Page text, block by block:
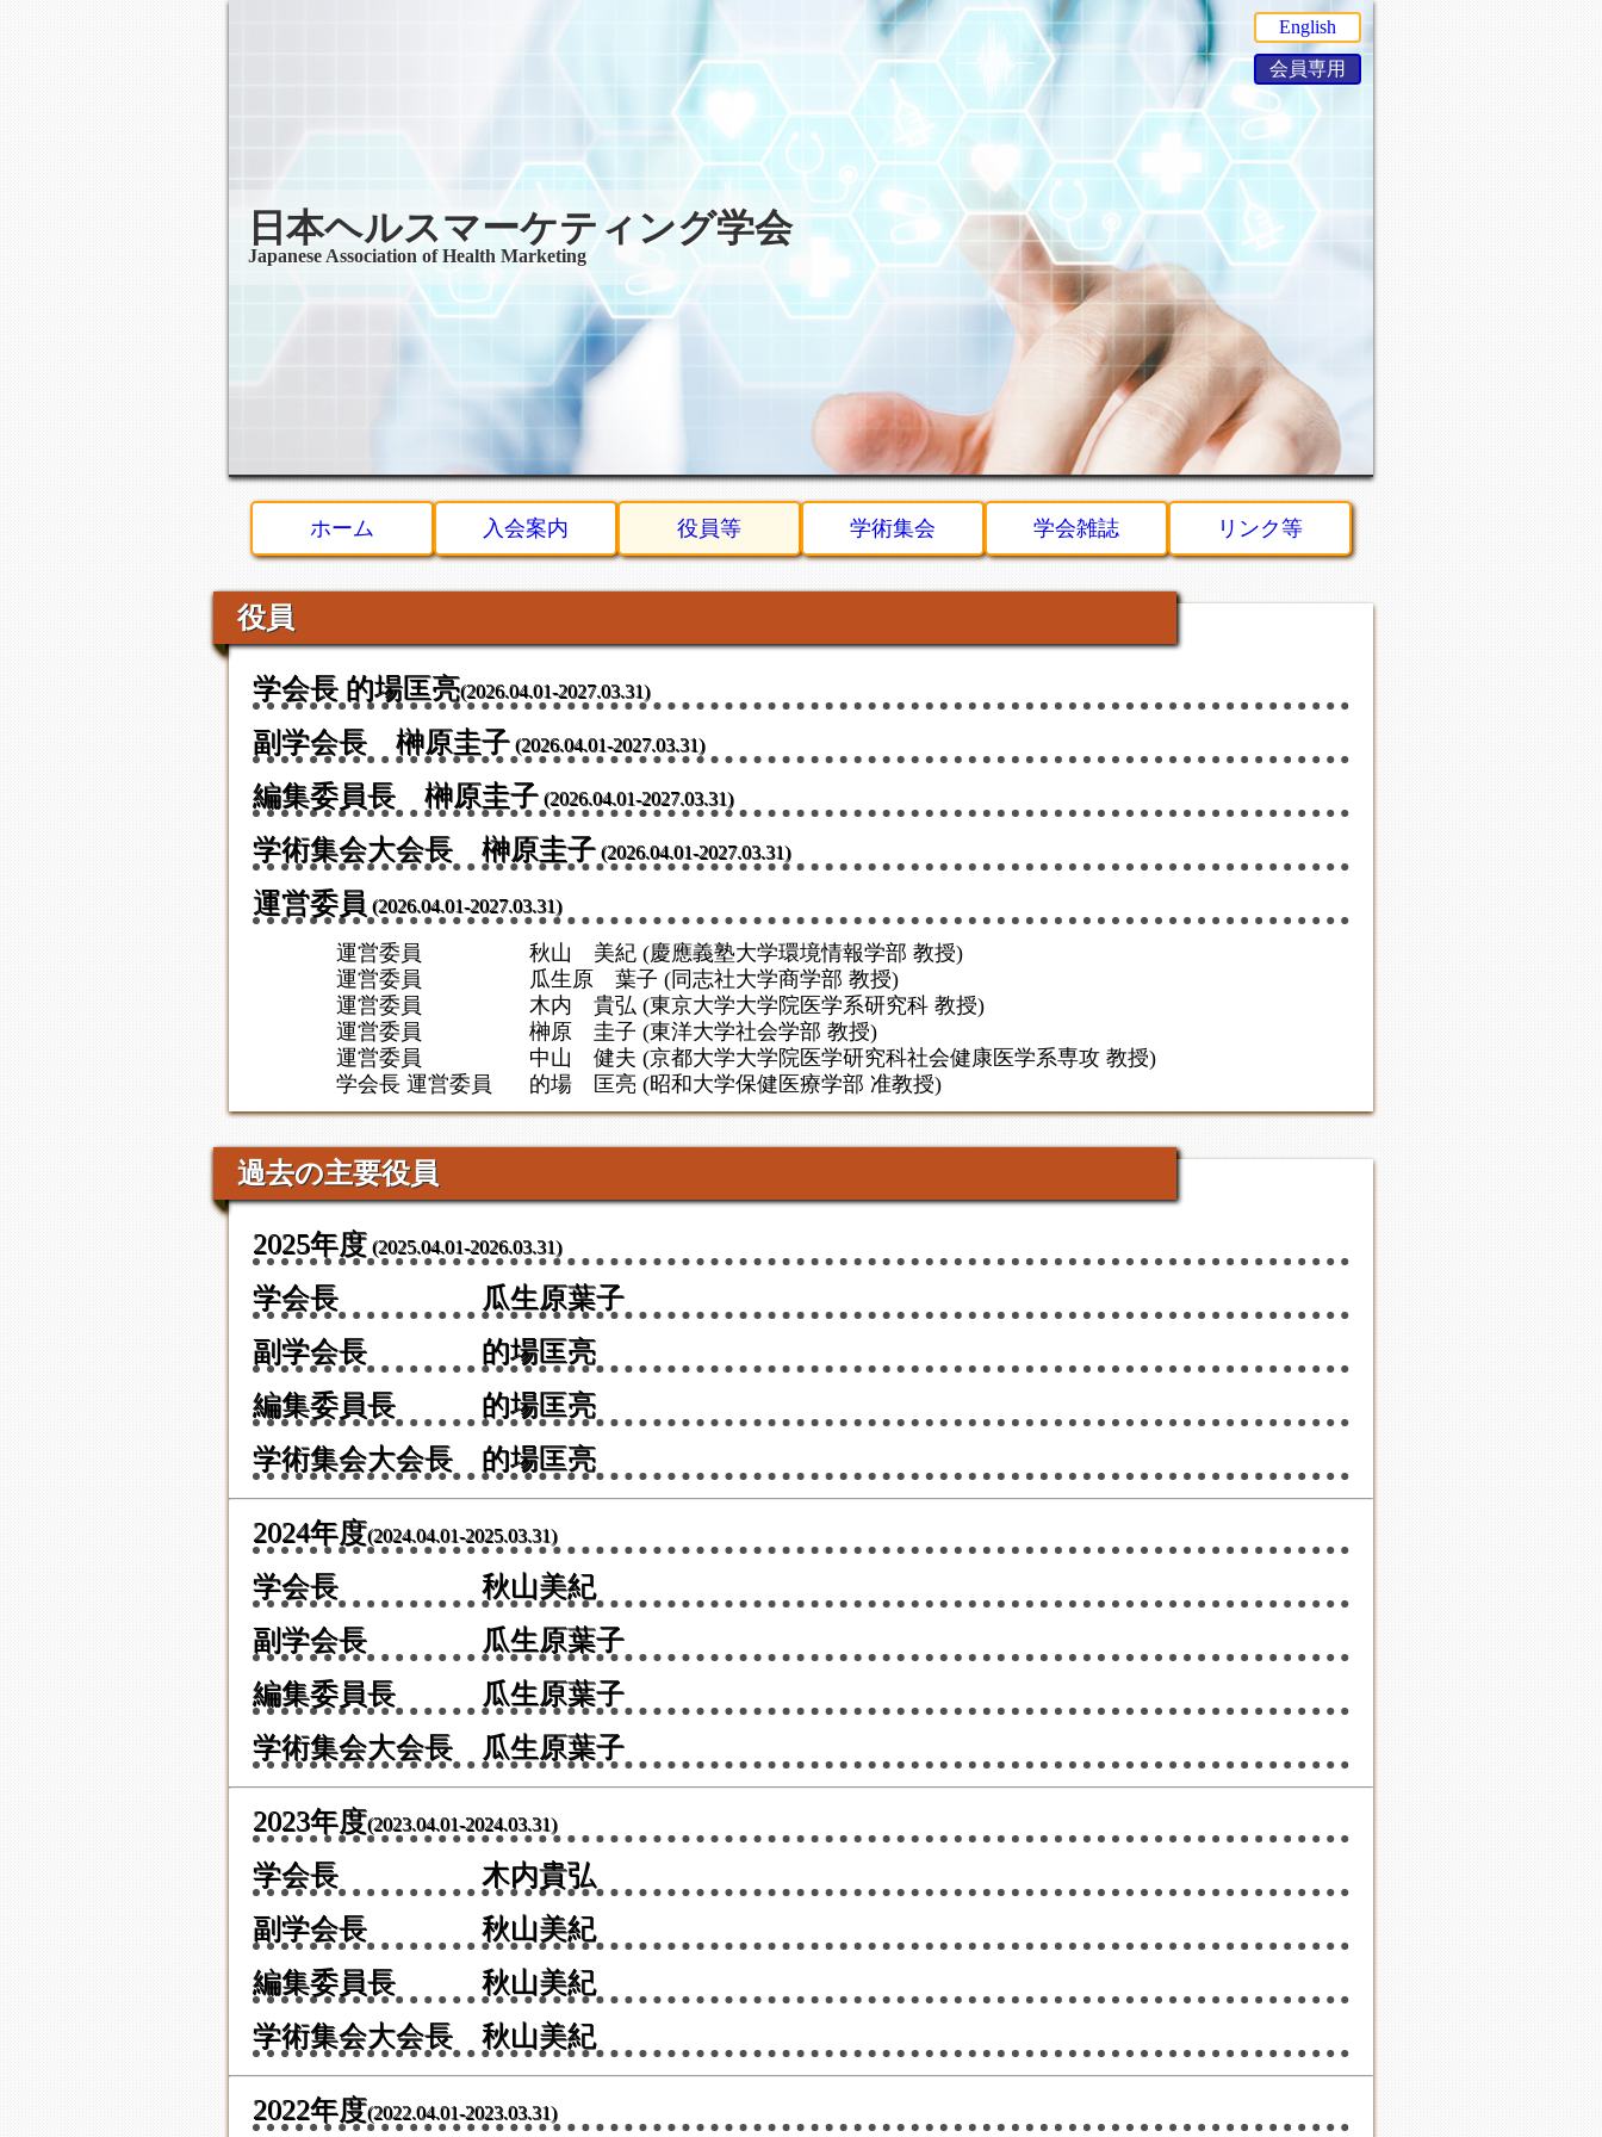
日本ヘルスマーケティング学会
Japanese Association of Health Marketing
English
会員専用
ホーム 入会案内 役員等 学術集会 学会雑誌 リンク等
役員
学会長 的場匡亮(2026.04.01-2027.03.31)
副学会長 榊原圭子 (2026.04.01-2027.03.31)
編集委員長 榊原圭子 (2026.04.01-2027.03.31)
学術集会大会長 榊原圭子 (2026.04.01-2027.03.31)
運営委員 (2026.04.01-2027.03.31)
運営委員
秋山 美紀 (慶應義塾大学環境情報学部 教授)
運営委員
瓜生原 葉子 (同志社大学商学部 教授)
運営委員
木内 貴弘 (東京大学大学院医学系研究科 教授)
運営委員
榊原 圭子 (東洋大学社会学部 教授)
運営委員
中山 健夫 (京都大学大学院医学研究科社会健康医学系専攻 教授)
学会長 運営委員
的場 匡亮 (昭和大学保健医療学部 准教授)
過去の主要役員
2025年度 (2025.04.01-2026.03.31)
学会長 瓜生原葉子
副学会長 的場匡亮
編集委員長 的場匡亮
学術集会大会長 的場匡亮
2024年度(2024.04.01-2025.03.31)
学会長 秋山美紀
副学会長 瓜生原葉子
編集委員長 瓜生原葉子
学術集会大会長 瓜生原葉子
2023年度(2023.04.01-2024.03.31)
学会長 木内貴弘
副学会長 秋山美紀
編集委員長 秋山美紀
学術集会大会長 秋山美紀
2022年度(2022.04.01-2023.03.31)